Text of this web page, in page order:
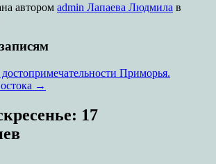
автором admin Лапаева Людмила в
Приморья.
→
: 17